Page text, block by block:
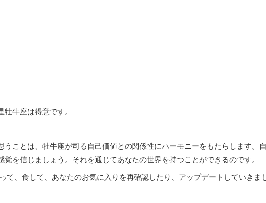
牛座は得意です。
うことは、牡牛座が司る自己価値との関係性にハーモニーをもたらします。
を信じましょう。それを通じてあなたの世界を持つことができるのです。
て、食して、あなたのお気に入りを再確認したり、アップデートしていきま